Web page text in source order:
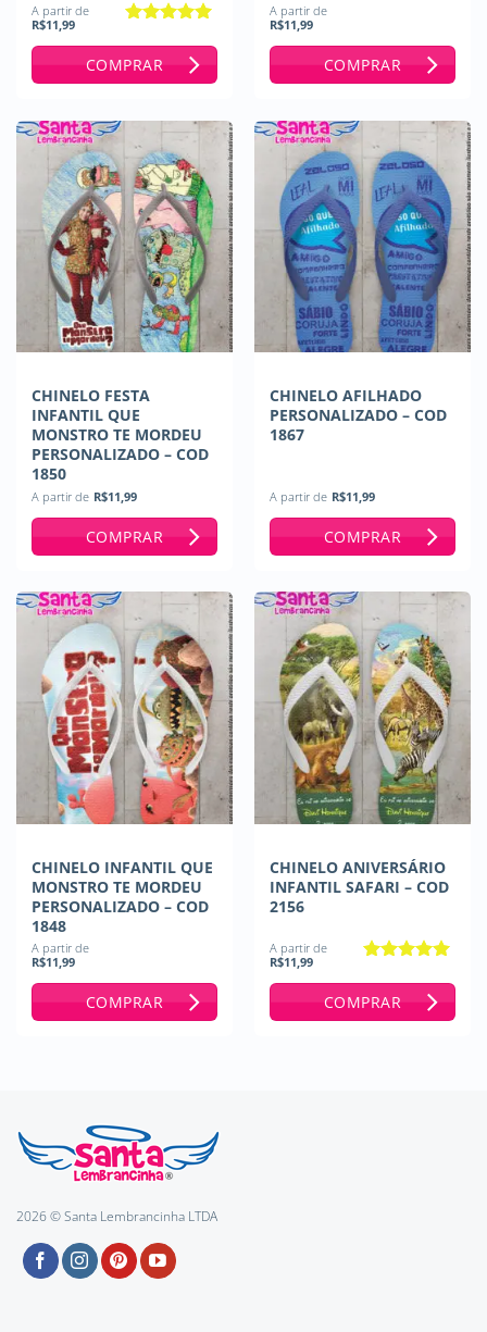
A partir de
R$11,99
COMPRAR
A partir de
R$11,99
COMPRAR
CHINELO FESTA
INFANTIL QUE
MONSTRO TE MORDEU
PERSONALIZADO – COD
1850
A partir de R$11,99
COMPRAR
CHINELO AFILHADO
PERSONALIZADO – COD
1867
A partir de R$11,99
COMPRAR
CHINELO INFANTIL QUE
MONSTRO TE MORDEU
PERSONALIZADO – COD
1848
A partir de
R$11,99
COMPRAR
CHINELO ANIVERSÁRIO
INFANTIL SAFARI – COD
2156
A partir de
R$11,99
COMPRAR
2026 © Santa Lembrancinha LTDA